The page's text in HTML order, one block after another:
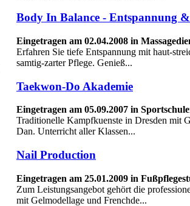
Body In Balance - Entspannung &
Eingetragen am 02.04.2008 in
Erfahren Sie tiefe Entspannung mit haut-
samtig-zarter Pflege. Genieß...
Taekwon-Do Akademie
Eingetragen am 05.09.2007 in
Traditionelle Kampfkuenste in Dresden mit
Dan. Unterricht aller Klassen...
Nail Production
Eingetragen am 25.01.2009 in
Zum Leistungsangebot gehört die
mit Gelmodellage und Frenchde...